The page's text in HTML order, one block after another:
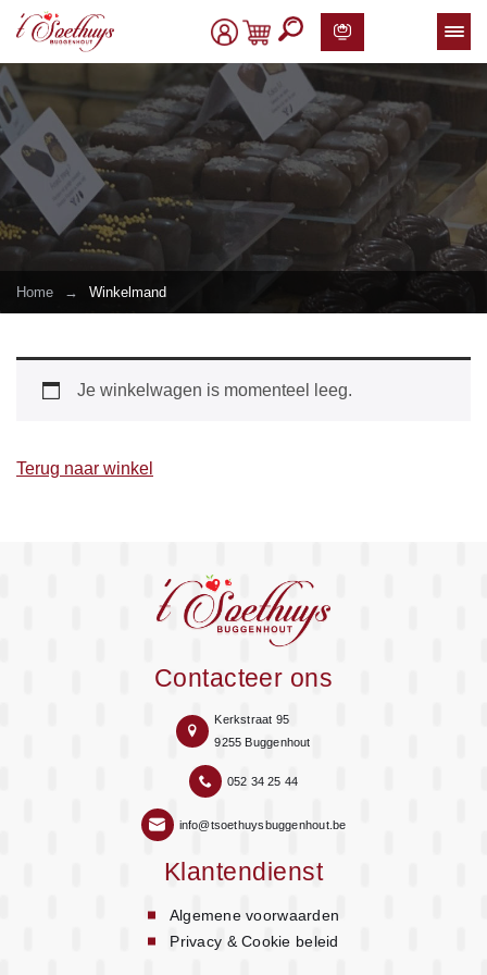
Home → Winkelmand
Je winkelwagen is momenteel leeg.
Terug naar winkel
Contacteer ons
Kerkstraat 95
9255 Buggenhout
052 34 25 44
info@tsoethuysbuggenhout.be
Klantendienst
Algemene voorwaarden
Privacy & Cookie beleid